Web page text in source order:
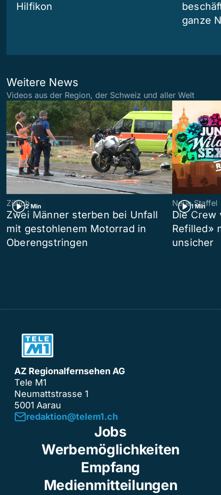
Hilfikon
ganze
Weitere News
Videos aus der Region, der Schweiz und aller Welt
2 Min
Zürich
Zwei Männer sterben bei Unfall
mit gestohlenem Motorrad in
Oberengstringen
1 Min
Neue Staffel
Die Crew
Refilled»
unsicher
AZ Regionalfernsehen AG
Tele M1
Neumattstrasse 1
5001 Aarau
redaktion@telem1.ch
Jobs
Werbemöglichkeiten
Empfang
Medienmitteilungen